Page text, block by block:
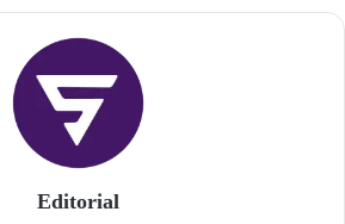
Editorial